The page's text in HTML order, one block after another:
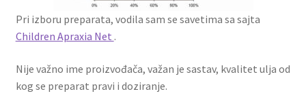
Pri izboru preparata, vodila sam se savetima sa sajta
Children Apraxia Net .
Nije važno ime proizvođača, važan je sastav, kvalitet ulja od
kog se preparat pravi i doziranje.